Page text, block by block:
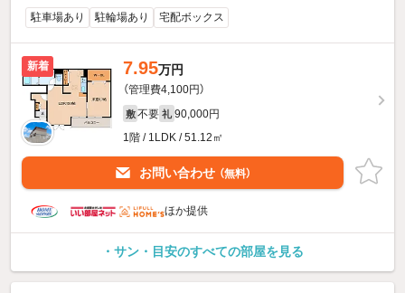
駐車場あり 駐輪場あり 宅配ボックス
新着 7.95万円
（管理費4,100円）
敷 不要 礼 90,000円
1階 / 1LDK / 51.12㎡
お問い合わせ （無料）
ほか提供
・サン・目安のすべての部屋を見る